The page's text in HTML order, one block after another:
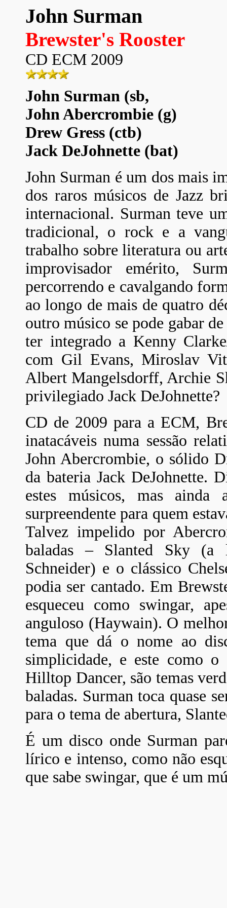
John Surman
Brewster's Rooster
CD ECM 2009
John Surman (sb,
John Abercrombie (g)
Drew Gress (ctb)
Jack DeJohnette (bat)
John Surman é um dos mais
dos raros músicos de Jazz
internacional. Surman teve
tradicional, o rock e a
trabalho sobre literatura ou
improvisador emérito,
percorrendo e cavalgando
ao longo de mais de quatro
outro músico se pode gabar
ter integrado a Kenny
com Gil Evans, Miroslav
Albert Mangelsdorff, Archie
privilegiado Jack DeJohnette?
CD de 2009 para a ECM,
inatacáveis numa sessão
John Abercrombie, o sólido
da bateria Jack DeJohnette.
estes músicos, mas ainda
surpreendente para quem
Talvez impelido por
baladas – Slanted Sky
Schneider) e o clássico
podia ser cantado. Em
esqueceu como swingar,
anguloso (Haywain). O
tema que dá o nome ao
simplicidade, e este como
Hilltop Dancer, são temas
baladas. Surman toca quase
para o tema de abertura,
É um disco onde Surman
lírico e intenso, como não
que sabe swingar, que é um